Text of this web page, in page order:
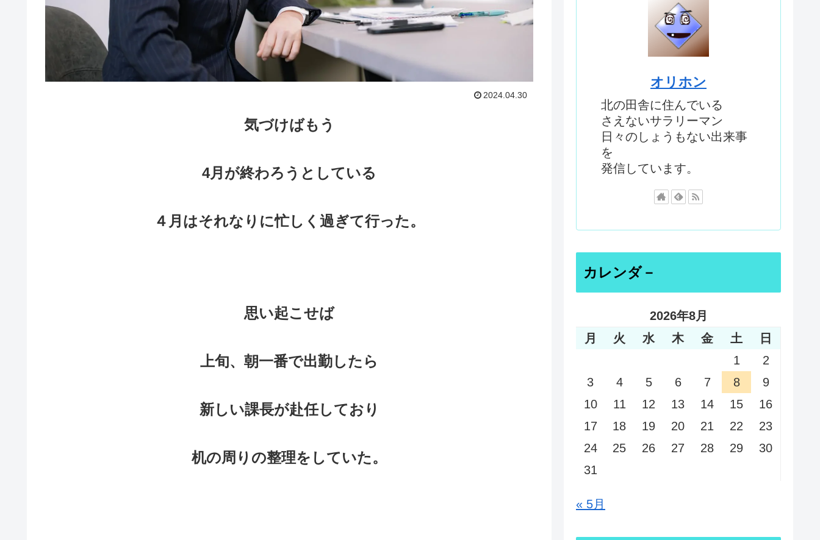
2024.04.30
気づけばもう
4月が終わろうとしている
４月はそれなりに忙しく過ぎて行った。
思い起こせば
上旬、朝一番で出勤したら
新しい課長が赴任しており
机の周りの整理をしていた。
オリホン
北の田舎に住んでいる
さえないサラリーマン
日々のしょうもない出来事
を
発信しています。
カレンダ－
2026年8月
月
火 水 木 金 土
日
1
2
3
4 5 6 7 8
9
10
11 12 13 14 15
16
17
18 19 20 21 22
23
24
25 26 27 28 29
30
31
« 5月